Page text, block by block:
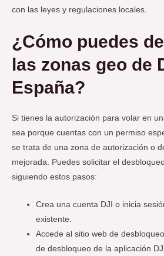
con las leyes y regulaciones locales.
¿Cómo puedes
las zonas geo de
España?
Si tienes la autorización para volar en
sea porque cuentas con un permiso
se trata de una zona de autorización o
mejorada. Puedes solicitar el
siguiendo estos pasos:
Crea una cuenta DJI o inicia
existente.
Accede al sitio web de
de desbloqueo de la aplicación